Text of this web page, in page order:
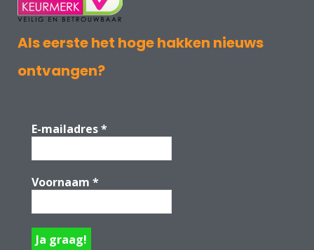
Als eerste het hoge hakken nieuws
ontvangen?
E-mailadres*
Voornaam *